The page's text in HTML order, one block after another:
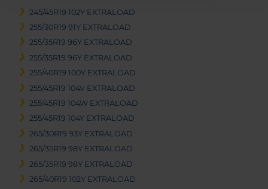
245/45R19 102Y EXTRALOAD
255/30R19 91Y EXTRALOAD
255/35R19 96Y EXTRALOAD
255/35R19 96Y EXTRALOAD
255/40R19 100Y EXTRALOAD
255/45R19 104V EXTRALOAD
255/45R19 104W EXTRALOAD
255/45R19 104Y EXTRALOAD
265/30R19 93Y EXTRALOAD
265/35R19 98Y EXTRALOAD
265/35R19 98Y EXTRALOAD
265/40R19 102Y EXTRALOAD